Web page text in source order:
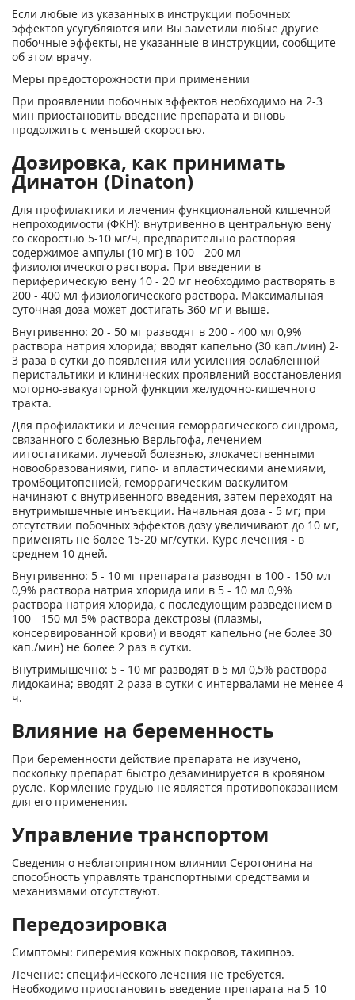
Если любые из указанных в инструкции побочных
эффектов усугубляются или Вы заметили любые другие
побочные эффекты, не указанные в инструкции, сообщите
об этом врачу.
Меры предосторожности при применении
При проявлении побочных эффектов необходимо на 2-3
мин приостановить введение препарата и вновь
продолжить с меньшей скоростью.
Дозировка, как принимать
Динатон (Dinaton)
Для профилактики и лечения функциональной кишечной
непроходимости (ФКН): внутривенно в центральную вену
со скоростью 5-10 мг/ч, предварительно растворяя
содержимое ампулы (10 мг) в 100 - 200 мл
физиологического раствора. При введении в
периферическую вену 10 - 20 мг необходимо растворять в
200 - 400 мл физиологического раствора. Максимальная
суточная доза может достигать 360 мг и выше.
Внутривенно: 20 - 50 мг разводят в 200 - 400 мл 0,9%
раствора натрия хлорида; вводят капельно (30 кап./мин) 2-
3 раза в сутки до появления или усиления ослабленной
перистальтики и клинических проявлений восстановления
моторно-эвакуаторной функции желудочно-кишечного
тракта.
Для профилактики и лечения геморрагического синдрома,
связанного с болезнью Верльгофа, лечением
иитостатиками. лучевой болезнью, злокачественными
новообразованиями, гипо- и апластическими анемиями,
тромбоцитопенией, геморрагическим васкулитом
начинают с внутривенного введения, затем переходят на
внутримышечные инъекции. Начальная доза - 5 мг; при
отсутствии побочных эффектов дозу увеличивают до 10 мг,
применять не более 15-20 мг/сутки. Курс лечения - в
среднем 10 дней.
Внутривенно: 5 - 10 мг препарата разводят в 100 - 150 мл
0,9% раствора натрия хлорида или в 5 - 10 мл 0,9%
раствора натрия хлорида, с последующим разведением в
100 - 150 мл 5% раствора декстрозы (плазмы,
консервированной крови) и вводят капельно (не более 30
кап./мин) не более 2 раз в сутки.
Внутримышечно: 5 - 10 мг разводят в 5 мл 0,5% раствора
лидокаина; вводят 2 раза в сутки с интервалами не менее 4
ч.
Влияние на беременность
При беременности действие препарата не изучено,
поскольку препарат быстро дезаминируется в кровяном
русле. Кормление грудью не является противопоказанием
для его применения.
Управление транспортом
Сведения о неблагоприятном влиянии Серотонина на
способность управлять транспортными средствами и
механизмами отсутствуют.
Передозировка
Симптомы: гиперемия кожных покровов, тахипноэ.
Лечение: специфического лечения не требуется.
Необходимо приостановить введение препарата на 5-10